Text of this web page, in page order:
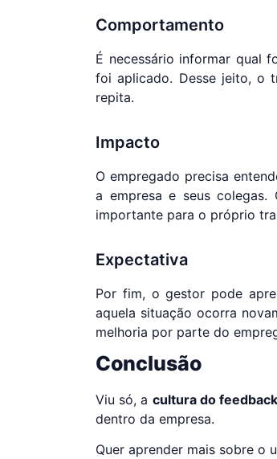
Comportamento
É necessário informar qual
foi aplicado. Desse jeito, o
repita.
Impacto
O empregado precisa
a empresa e seus
importante para o próprio
Expectativa
Por fim, o gestor pode
aquela situação ocorra
melhoria por parte do
Conclusão
Viu só, a cultura do feedback
dentro da empresa.
Quer aprender mais sobre o